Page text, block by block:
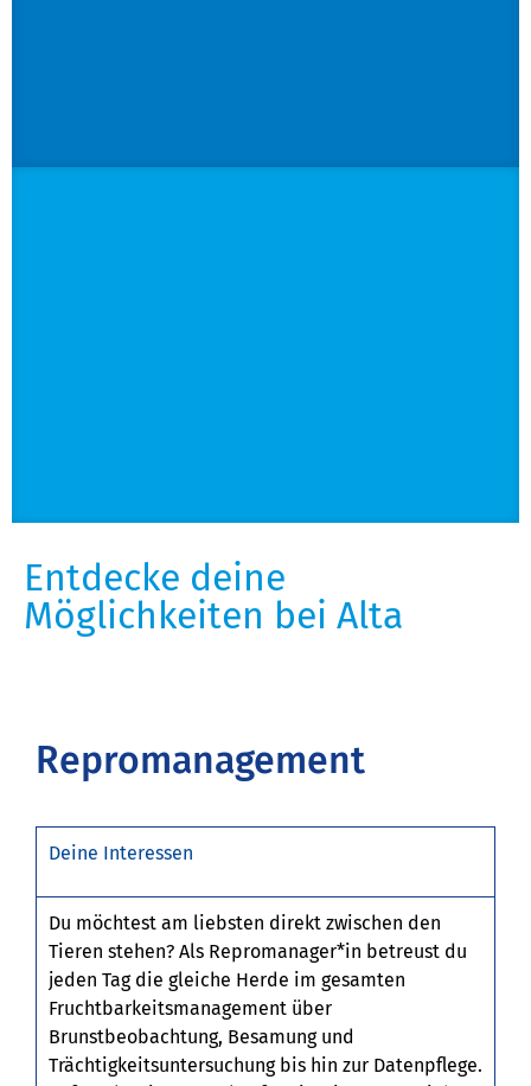
Entdecke deine
Möglichkeiten bei Alta
Repromanagement
Deine Interessen
Du möchtest am liebsten direkt zwischen den
Tieren stehen? Als Repromanager*in betreust du
jeden Tag die gleiche Herde im gesamten
Fruchtbarkeitsmanagement über
Brunstbeobachtung, Besamung und
Trächtigkeitsuntersuchung bis hin zur Datenpflege.